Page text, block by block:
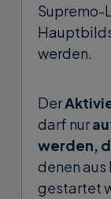
Supremo-
werden.
Der
darf nur
werden,
denen
gestartet